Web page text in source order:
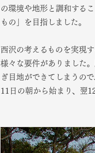
の環境や地形と調和する
もの」を目指しました。
西沢の考えるものを実現
様々な要件がありました
ぎ目地ができてしまうの
11日の朝から始まり、翌